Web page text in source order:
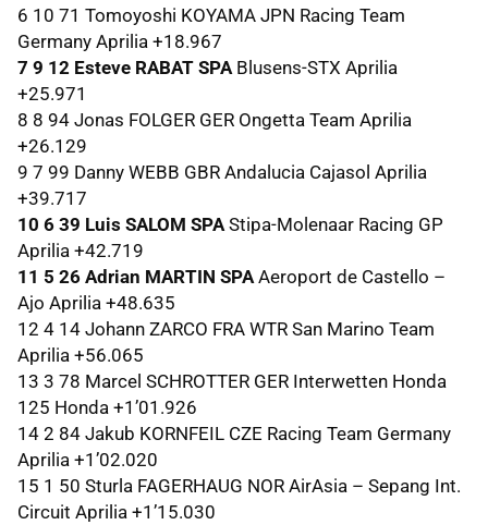
6 10 71 Tomoyoshi KOYAMA JPN Racing Team
Germany Aprilia +18.967
7 9 12 Esteve RABAT SPA Blusens-STX Aprilia
+25.971
8 8 94 Jonas FOLGER GER Ongetta Team Aprilia
+26.129
9 7 99 Danny WEBB GBR Andalucia Cajasol Aprilia
+39.717
10 6 39 Luis SALOM SPA Stipa-Molenaar Racing GP
Aprilia +42.719
11 5 26 Adrian MARTIN SPA Aeroport de Castello –
Ajo Aprilia +48.635
12 4 14 Johann ZARCO FRA WTR San Marino Team
Aprilia +56.065
13 3 78 Marcel SCHROTTER GER Interwetten Honda
125 Honda +1’01.926
14 2 84 Jakub KORNFEIL CZE Racing Team Germany
Aprilia +1’02.020
15 1 50 Sturla FAGERHAUG NOR AirAsia – Sepang Int.
Circuit Aprilia +1’15.030